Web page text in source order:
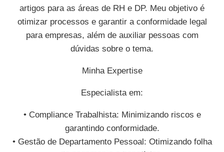
artigos para as áreas de RH e DP. Meu objetivo é
otimizar processos e garantir a conformidade legal
para empresas, além de auxiliar pessoas com
dúvidas sobre o tema.
Minha Expertise
Especialista em:
• Compliance Trabalhista: Minimizando riscos e
garantindo conformidade.
• Gestão de Departamento Pessoal: Otimizando folha